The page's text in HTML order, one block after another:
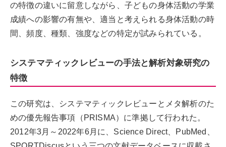
の特徴の違いに留意しながら、子どもの身体活動の学業
成績への影響の有無や、適当と考えられる身体活動の時
間、頻度、種類、強度などの特定が試みられている。
システマティックレビューの手法と解析対象研究の
特徴
この研究は、システマティックレビューとメタ解析のた
めの優先報告事項（PRISMA）に準拠して行われた。
2012年3月～2022年6月に、Science Direct、PubMed、